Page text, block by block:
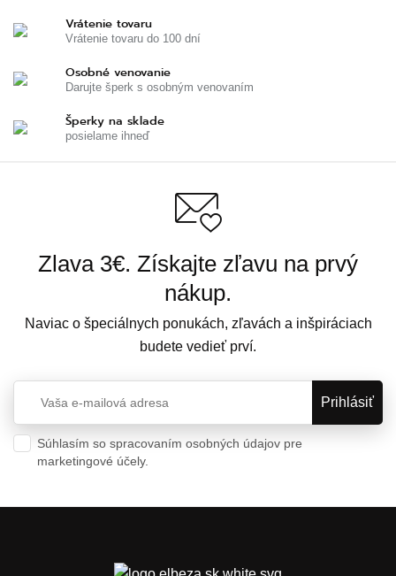
Vrátenie tovaru
Vrátenie tovaru do 100 dní
Osobné venovanie
Darujte šperk s osobným venovaním
Šperky na sklade
posielame ihneď
Zlava 3€. Získajte zľavu na prvý
nákup.
Naviac o špeciálnych ponukách, zľavách a inšpiráciach
budete vedieť prví.
Súhlasím so spracovaním osobných údajov pre
marketingové účely.